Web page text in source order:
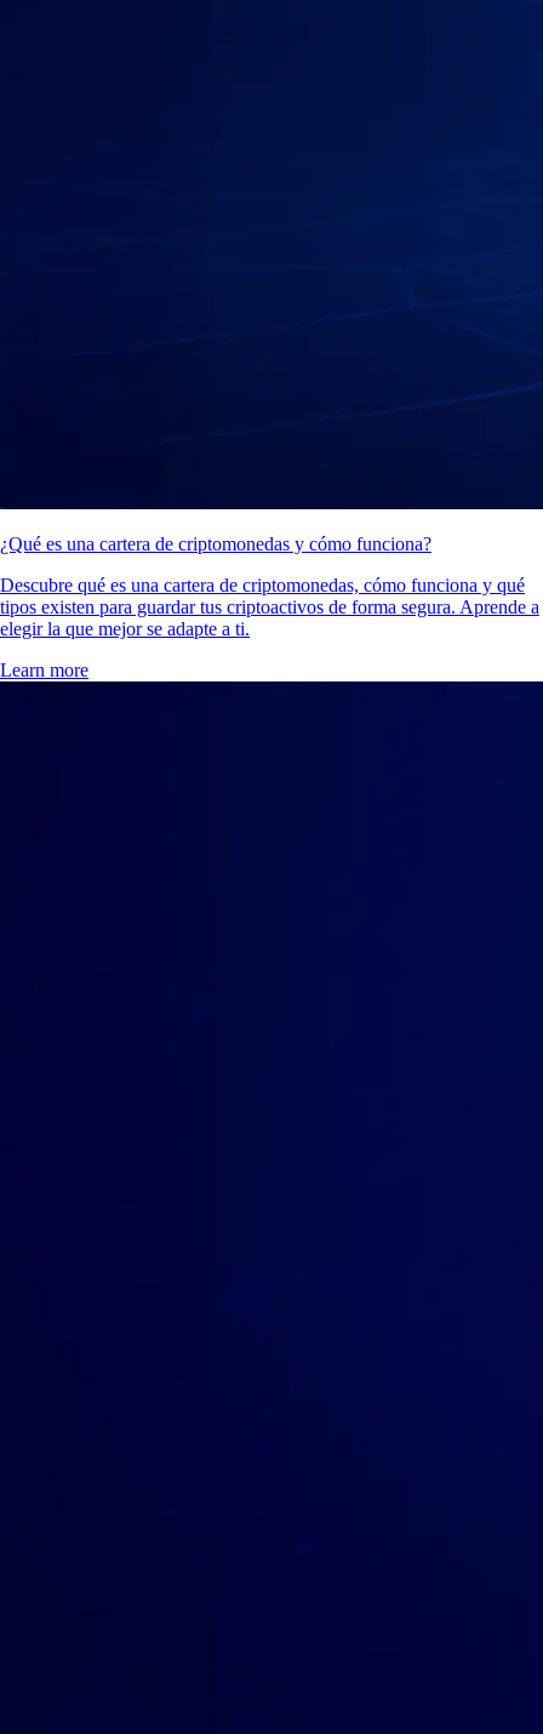
¿Qué es una cartera de criptomonedas y cómo funciona?
Descubre qué es una cartera de criptomonedas, cómo funciona y qué
tipos existen para guardar tus criptoactivos de forma segura. Aprende a
elegir la que mejor se adapte a ti.
Learn more